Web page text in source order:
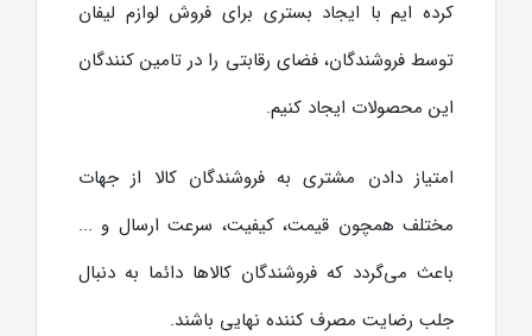
کرده ایم با ایجاد بستری برای فروش لوازم لیفان
توسط فروشندگان، فضای رقابتی را در تامین کنندگان
این محصولات ایجاد کنیم.
امتیاز دادن مشتری به فروشندگان کالا از جهات
مختلف همچون قیمت، کیفیت، سرعت ارسال و ...
باعث می‌گردد که فروشندگان کالاها دائما به دنبال
جلب رضایت مصرف کننده نهایی باشند.